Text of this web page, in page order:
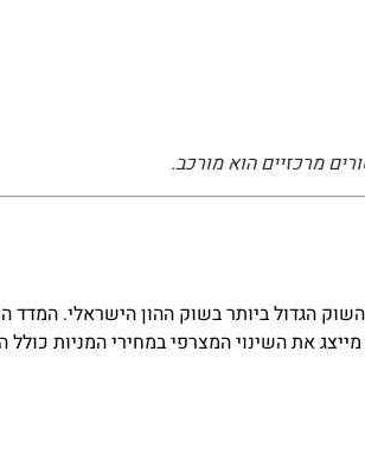
מרכזיים הוא מורכב.
של 125 החברות בעלות שווי השוק הגדול ביותר
את השינוי המצרפי במחירי המניות כולל